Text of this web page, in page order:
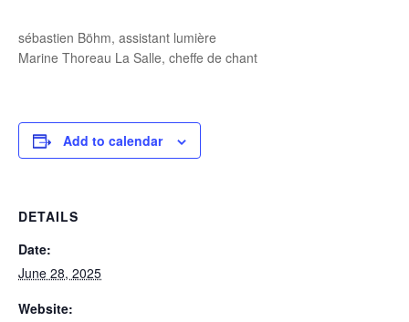
sébastien Böhm, assistant lumière
Marine Thoreau La Salle, cheffe de chant
Add to calendar
DETAILS
Date:
June 28, 2025
Website: